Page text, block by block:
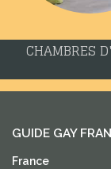
CHAMBRES
GUIDE GAY
France